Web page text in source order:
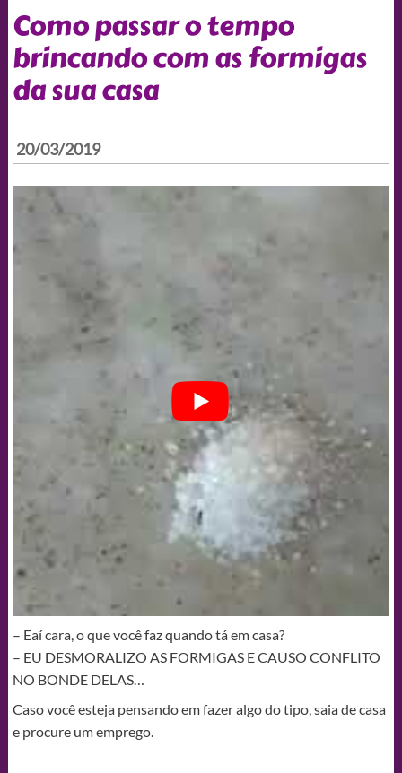
Como passar o tempo
brincando com as formigas
da sua casa
20/03/2019
– Eaí cara, o que você faz quando tá em casa?
– EU DESMORALIZO AS FORMIGAS E CAUSO CONFLITO
NO BONDE DELAS…
Caso você esteja pensando em fazer algo do tipo, saia de casa
e procure um emprego.